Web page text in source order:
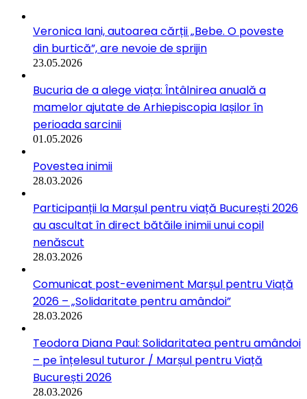
Veronica Iani, autoarea cărții „Bebe. O poveste
din burtică”, are nevoie de sprijin
23.05.2026
Bucuria de a alege viața: Întâlnirea anuală a
mamelor ajutate de Arhiepiscopia Iașilor în
perioada sarcinii
01.05.2026
Povestea inimii
28.03.2026
Participanții la Marșul pentru viață București 2026
au ascultat în direct bătăile inimii unui copil
nenăscut
28.03.2026
Comunicat post-eveniment Marșul pentru Viață
2026 – „Solidaritate pentru amândoi”
28.03.2026
Teodora Diana Paul: Solidaritatea pentru amândoi
– pe înțelesul tuturor / Marșul pentru Viață
București 2026
28.03.2026